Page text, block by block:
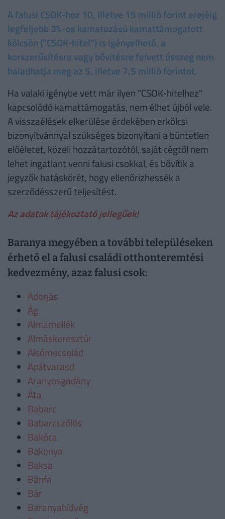
A falusi CSOK-hoz 10, illetve 15 millió forint erejéig
legfeljebb 3%-os kamatozású kamattámogatott
kölcsön ("CSOK-hitel") is igényelhető, a
korszerűsítésre vagy bővítésre felvett összeg nem
haladhatja meg az 5, illetve 7,5 millió forintot.
Ha valaki igénybe vett már ilyen "CSOK-hitelhez"
kapcsolódó kamattámogatás, nem élhet újból vele.
A visszaélések elkerülése érdekében erkölcsi
bizonyítvánnyal szükséges bizonyítani a büntetlen
előéletet, közeli hozzátartozótól, saját cégtől nem
lehet ingatlant venni falusi csokkal, és bővítik a
jegyzők hatáskörét, hogy ellenőrizhessék a
szerződésszerű teljesítést.
Az adatok tájékoztató jellegűek!
Baranya megyében a további településeken
érhető el a falusi családi otthonteremtési
kedvezmény, azaz falusi csok:
Adorjás
Ág
Almamellék
Almáskeresztúr
Alsómocsolád
Apátvarasd
Aranyosgadány
Áta
Babarc
Babarcszőlős
Bakóca
Bakonya
Baksa
Bánfa
Bár
Baranyahídvég